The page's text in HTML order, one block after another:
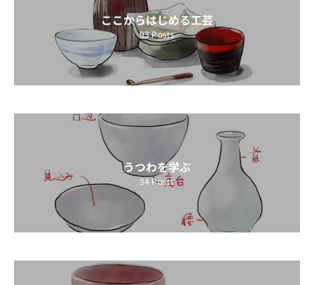
ここからはじめる工芸
93Posts
うつわを学ぶ
34Posts